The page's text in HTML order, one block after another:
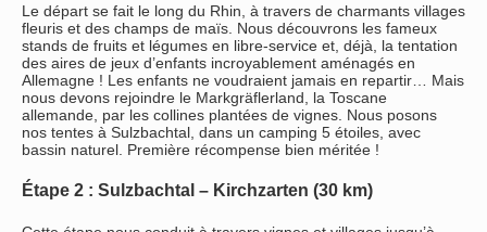
Le départ se fait le long du Rhin, à travers de charmants villages
fleuris et des champs de maïs. Nous découvrons les fameux
stands de fruits et légumes en libre-service et, déjà, la tentation
des aires de jeux d’enfants incroyablement aménagés en
Allemagne ! Les enfants ne voudraient jamais en repartir… Mais
nous devons rejoindre le Markgräflerland, la Toscane
allemande, par les collines plantées de vignes. Nous posons
nos tentes à Sulzbachtal, dans un camping 5 étoiles, avec
bassin naturel. Première récompense bien méritée !
Étape 2 : Sulzbachtal – Kirchzarten (30 km)